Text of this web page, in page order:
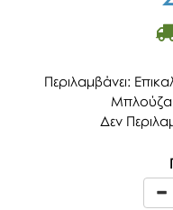
Περιλαμβάνει:
Δεν